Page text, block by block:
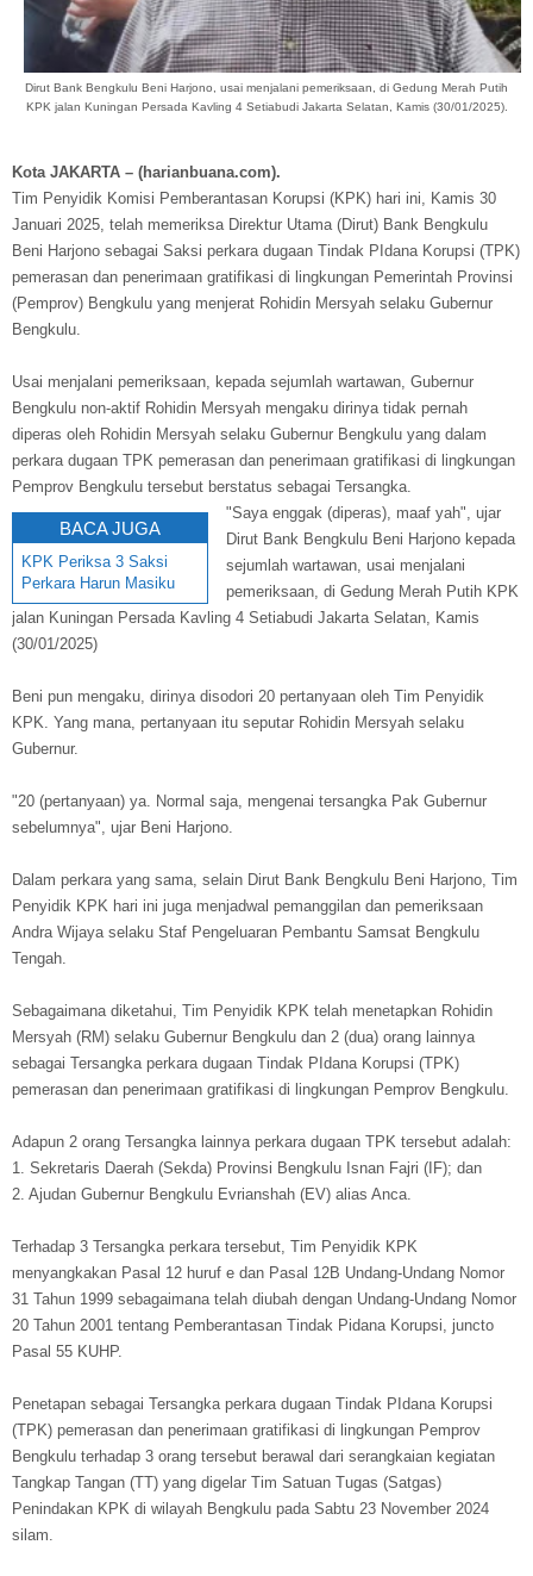
Dirut Bank Bengkulu Beni Harjono, usai menjalani pemeriksaan, di Gedung Merah Putih
KPK jalan Kuningan Persada Kavling 4 Setiabudi Jakarta Selatan, Kamis (30/01/2025).
Kota JAKARTA – (harianbuana.com).
Tim Penyidik Komisi Pemberantasan Korupsi (KPK) hari ini, Kamis 30
Januari 2025, telah memeriksa Direktur Utama (Dirut) Bank Bengkulu
Beni Harjono sebagai Saksi perkara dugaan Tindak PIdana Korupsi (TPK)
pemerasan dan penerimaan gratifikasi di lingkungan Pemerintah Provinsi
(Pemprov) Bengkulu yang menjerat Rohidin Mersyah selaku Gubernur
Bengkulu.
Usai menjalani pemeriksaan, kepada sejumlah wartawan, Gubernur
Bengkulu non-aktif Rohidin Mersyah mengaku dirinya tidak pernah
diperas oleh Rohidin Mersyah selaku Gubernur Bengkulu yang dalam
perkara dugaan TPK pemerasan dan penerimaan gratifikasi di lingkungan
Pemprov Bengkulu tersebut berstatus sebagai Tersangka.
BACA JUGA
KPK Periksa 3 Saksi
Perkara Harun Masiku
"Saya enggak (diperas), maaf yah", ujar
Dirut Bank Bengkulu Beni Harjono kepada
sejumlah wartawan, usai menjalani
pemeriksaan, di Gedung Merah Putih KPK
jalan Kuningan Persada Kavling 4 Setiabudi Jakarta Selatan, Kamis
(30/01/2025)
Beni pun mengaku, dirinya disodori 20 pertanyaan oleh Tim Penyidik
KPK. Yang mana, pertanyaan itu seputar Rohidin Mersyah selaku
Gubernur.
"20 (pertanyaan) ya. Normal saja, mengenai tersangka Pak Gubernur
sebelumnya", ujar Beni Harjono.
Dalam perkara yang sama, selain Dirut Bank Bengkulu Beni Harjono, Tim
Penyidik KPK hari ini juga menjadwal pemanggilan dan pemeriksaan
Andra Wijaya selaku Staf Pengeluaran Pembantu Samsat Bengkulu
Tengah.
Sebagaimana diketahui, Tim Penyidik KPK telah menetapkan Rohidin
Mersyah (RM) selaku Gubernur Bengkulu dan 2 (dua) orang lainnya
sebagai Tersangka perkara dugaan Tindak PIdana Korupsi (TPK)
pemerasan dan penerimaan gratifikasi di lingkungan Pemprov Bengkulu.
Adapun 2 orang Tersangka lainnya perkara dugaan TPK tersebut adalah:
1. Sekretaris Daerah (Sekda) Provinsi Bengkulu Isnan Fajri (IF); dan
2. Ajudan Gubernur Bengkulu Evrianshah (EV) alias Anca.
Terhadap 3 Tersangka perkara tersebut, Tim Penyidik KPK
menyangkakan Pasal 12 huruf e dan Pasal 12B Undang-Undang Nomor
31 Tahun 1999 sebagaimana telah diubah dengan Undang-Undang Nomor
20 Tahun 2001 tentang Pemberantasan Tindak Pidana Korupsi, juncto
Pasal 55 KUHP.
Penetapan sebagai Tersangka perkara dugaan Tindak PIdana Korupsi
(TPK) pemerasan dan penerimaan gratifikasi di lingkungan Pemprov
Bengkulu terhadap 3 orang tersebut berawal dari serangkaian kegiatan
Tangkap Tangan (TT) yang digelar Tim Satuan Tugas (Satgas)
Penindakan KPK di wilayah Bengkulu pada Sabtu 23 November 2024
silam.